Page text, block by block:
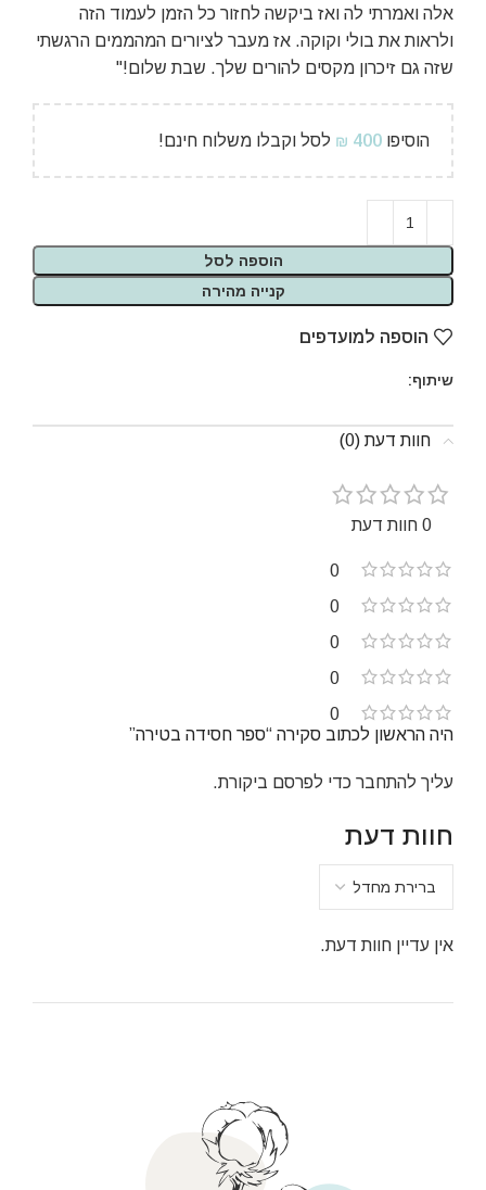
אלה ואמרתי לה ואז ביקשה לחזור כל הזמן לעמוד הזה
ולראות את בולי וקוקה. אז מעבר לציורים המהממים הרגשתי
שזה גם זיכרון מקסים להורים שלך. שבת שלום!"
הוסיפו 400
₪ לסל וקבלו משלוח חינם!
הוספה לסל
קנייה מהירה
הוספה למועדפים
שיתוף:
חוות דעת (0)
0 חוות דעת
0
0
0
0
0
חוות דעת
אין עדיין חוות דעת.
היה הראשון לכתוב סקירה “ספר חסידה בטירה”
עליך להתחבר כדי לפרסם ביקורת.